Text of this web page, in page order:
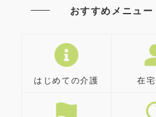
おすすめメニュー
はじめての介護 在